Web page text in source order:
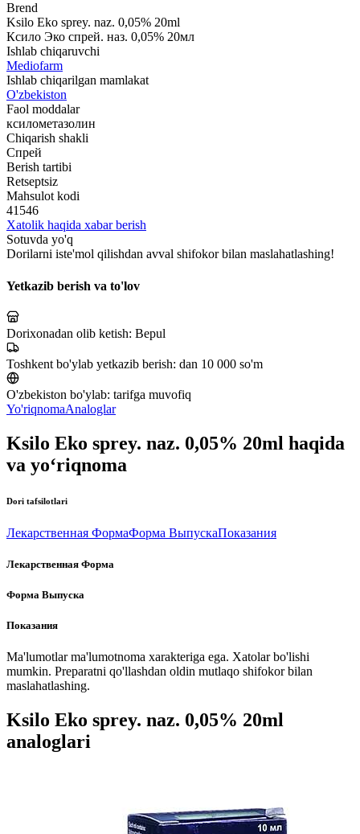
Brend
Ksilo Eko sprey. naz. 0,05% 20ml
Ксило Эко спрей. наз. 0,05% 20мл
Ishlab chiqaruvchi
Mediofarm
Ishlab chiqarilgan mamlakat
O'zbekiston
Faol moddalar
ксилометазолин
Chiqarish shakli
Спрей
Berish tartibi
Retseptsiz
Mahsulot kodi
41546
Xatolik haqida xabar berish
Sotuvda yo'q
Dorilarni iste'mol qilishdan avval shifokor bilan maslahatlashing!
Yetkazib berish va to'lov
Dorixonadan olib ketish: Bepul
Toshkent bo'ylab yetkazib berish: dan 10 000 so'm
O'zbekiston bo'ylab: tarifga muvofiq
Yo'riqnomaAnaloglar
Ksilo Eko sprey. naz. 0,05% 20ml haqida
va yo‘riqnoma
Dori tafsilotlari
Лекарственная ФормаФорма ВыпускаПоказания
Лекарственная Форма
Форма Выпуска
Показания
Ma'lumotlar ma'lumotnoma xarakteriga ega. Xatolar bo'lishi
mumkin. Preparatni qo'llashdan oldin mutlaqo shifokor bilan
maslahatlashing.
Ksilo Eko sprey. naz. 0,05% 20ml
analoglari